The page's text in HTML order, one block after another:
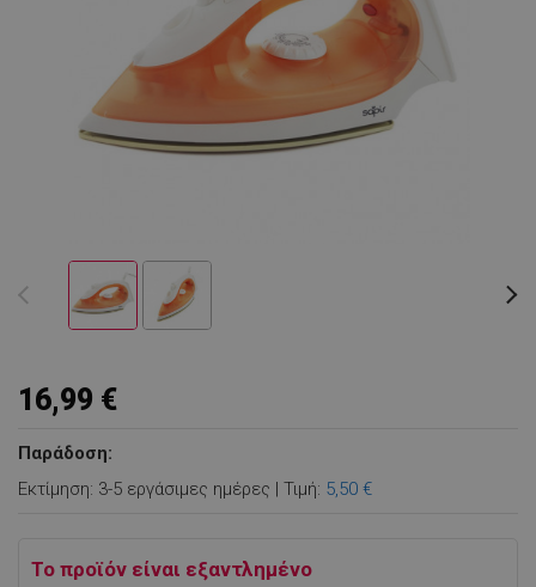
16,99 €
Παράδοση:
Εκτίμηση: 3-5 εργάσιμες ημέρες | Τιμή: 5,50 €
Το προϊόν είναι εξαντλημένο